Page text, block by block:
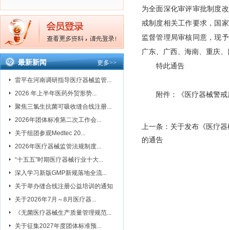
最新新闻 更多>>
雷平在河南调研指导医疗器械监管...
2026 年上半年医药外贸形势...
聚焦三氯生抗菌可吸收缝合线注册...
2026年团体标准第二次工作会...
关于组团参观Medtec 20...
2026年医疗器械监管法规制度...
“十五五”时期医疗器械行业十大...
深入学习新版GMP新规落地全流...
关于举办缝合线注册公益培训的通知
关于2026年7月～8月医疗器...
《无菌医疗器械生产质量管理规范...
关于征集2027年度团体标准预...
为全面深化审评审批制度
戒制度相关工作要求，国
监督管理局审核同意，现
广东、广西、海南、重庆
特此通告
附件：《医疗器械警戒
上一条： 关于发布《医疗
的通告